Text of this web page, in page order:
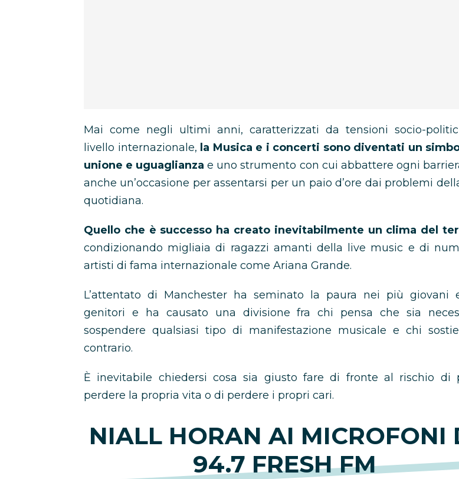
Mai come negli ultimi anni, caratterizzati da tensioni socio-
livello internazionale, la Musica e i concerti sono diventati un
unione e uguaglianza e uno strumento con cui abbattere ogni
anche un’occasione per assentarsi per un paio d’ore dai problemi
quotidiana.
Quello che è successo ha creato inevitabilmente un clima del
condizionando migliaia di ragazzi amanti della live music e di
artisti di fama internazionale come Ariana Grande.
L’attentato di Manchester ha seminato la paura nei più giovani
genitori e ha causato una divisione fra chi pensa che sia
sospendere qualsiasi tipo di manifestazione musicale e chi
contrario.
È inevitabile chiedersi cosa sia giusto fare di fronte al rischio di
perdere la propria vita o di perdere i propri cari.
NIALL HORAN AI MICROFONI
94.7 FRESH FM